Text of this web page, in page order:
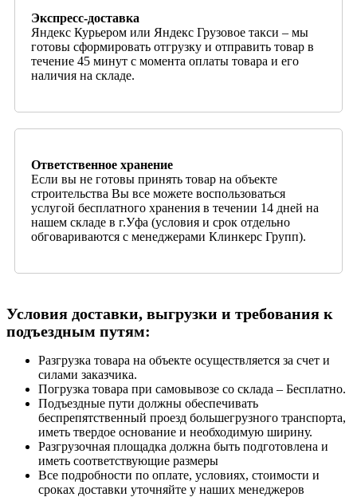
Экспресс-доставка
Яндекс Курьером или Яндекс Грузовое такси – мы
готовы сформировать отгрузку и отправить товар в
течение 45 минут с момента оплаты товара и его
наличия на складе.
Ответственное хранение
Если вы не готовы принять товар на объекте
строительства Вы все можете воспользоваться
услугой бесплатного хранения в течении 14 дней на
нашем складе в г.Уфа (условия и срок отдельно
обговариваются с менеджерами Клинкерс Групп).
Условия доставки, выгрузки и требования к
подъездным путям:
Разгрузка товара на объекте осуществляется за счет и
силами заказчика.
Погрузка товара при самовывозе со склада – Бесплатно.
Подъездные пути должны обеспечивать
беспрепятственный проезд большегрузного транспорта,
иметь твердое основание и необходимую ширину.
Разгрузочная площадка должна быть подготовлена и
иметь соответствующие размеры
Все подробности по оплате, условиях, стоимости и
сроках доставки уточняйте у наших менеджеров